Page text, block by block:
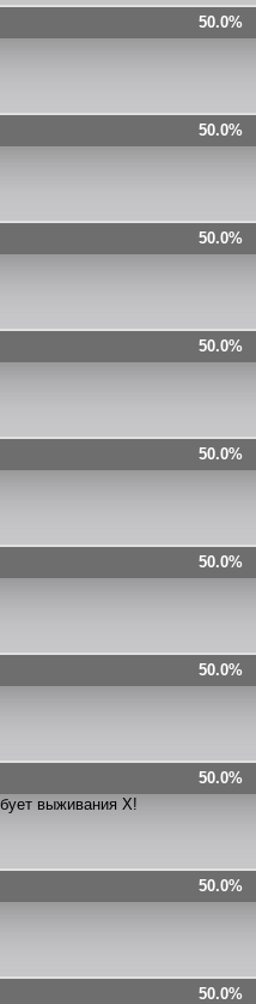
50.0%
50.0%
50.0%
50.0%
50.0%
50.0%
50.0%
50.0%
выживания X!
50.0%
50.0%